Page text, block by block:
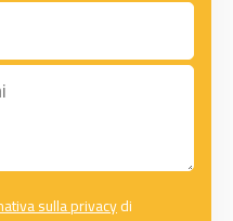
sulla privacydi